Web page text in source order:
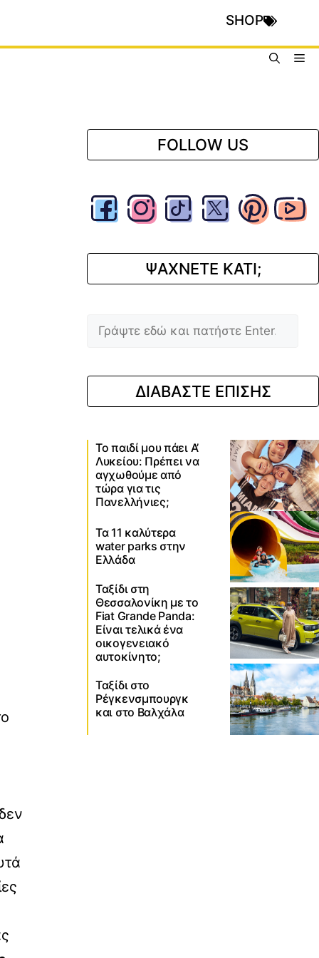
SHOP
FOLLOW US
ΨΑΧΝΕΤΕ ΚΑΤΙ;
ΔΙΑΒΑΣΤΕ ΕΠΙΣΗΣ
Το παιδί μου πάει Α’
Λυκείου: Πρέπει να
αγχωθούμε από
τώρα για τις
Πανελλήνιες;
Τα 11 καλύτερα
water parks στην
Ελλάδα
Ταξίδι στη
Θεσσαλονίκη με το
Fiat Grande Panda:
Είναι τελικά ένα
οικογενειακό
αυτοκίνητο;
Ταξίδι στο
Ρέγκενσμπουργκ
και στο Βαλχάλα